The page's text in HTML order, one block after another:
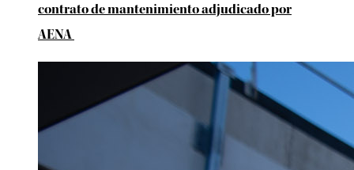
contrato de mantenimiento adjudicado por
AENA